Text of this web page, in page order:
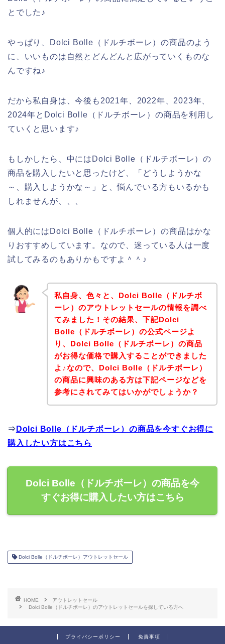
とでした♪
やっぱり、Dolci Bolle（ドルチボーレ）の商品のよう
に、いいものは自然とどんどんと広がっていくものな
んですね♪
だから私自身は、今後も2021年、2022年、2023年、
2024年とDolci Bolle（ドルチボーレ）の商品を利用し
ていくと思います♪
もしかしたら、中にはDolci Bolle（ドルチボーレ）の
商品を購入したいと思ったけど、「どうしようかな
～、購入しようかな～」と、悩んでいる方もいるかも
しれませんが、、、
個人的にはDolci Bolle（ドルチボーレ）の商品はかな
りおすすめしています。なので、迷っている人は一度
試してみるのもありかもですよ＾＾♪
私自身、色々と、Dolci Bolle（ドルチボ
ーレ）のアウトレットセールの情報を調べ
てみました！その結果、下記Dolci
Bolle（ドルチボーレ）の公式ページよ
り、Dolci Bolle（ドルチボーレ）の商品
がお得な価格で購入することができました
よ♪なので、Dolci Bolle（ドルチボーレ）
の商品に興味のある方は下記ページなどを
参考にされてみてはいかがでしょうか？
⇒ Dolci Bolle（ドルチボーレ）の商品を今すぐお得に
購入したい方はこちら
Dolci Bolle（ドルチボーレ）の商品を今
すぐお得に購入したい方はこちら
Dolci Bolle（ドルチボーレ）アウトレットセール
HOME
アウトレットセール
Dolci Bolle（ドルチボーレ）のアウトレットセールを探している方へ
プライバシーポリシー 免責事項